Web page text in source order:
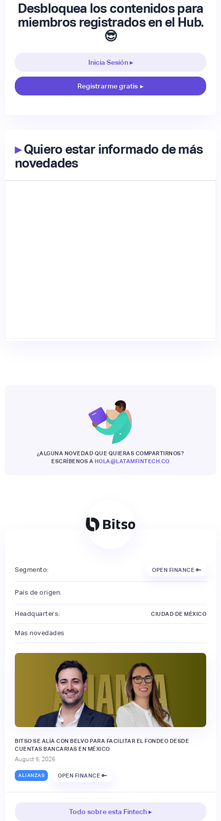
Desbloquea los contenidos para
miembros registrados en el Hub.
😎
Inicia Sesión ▸
Registrarme gratis ▸
▸Quiero estar informado de más
novedades
¿ALGUNA NOVEDAD QUE QUIERAS COMPARTIRNOS?
ESCRÍBENOS A HOLA@LATAMFINTECH.CO
Segmento: OPEN FINANCE 🔑
País de origen:
Headquarters: CIUDAD DE MÉXICO
Más novedades
BITSO SE ALÍA CON BELVO PARA FACILITAR EL FONDEO DESDE
CUENTAS BANCARIAS EN MÉXICO
August 5, 2026
ALIANZAS OPEN FINANCE 🔑
Todo sobre esta Fintech ▸